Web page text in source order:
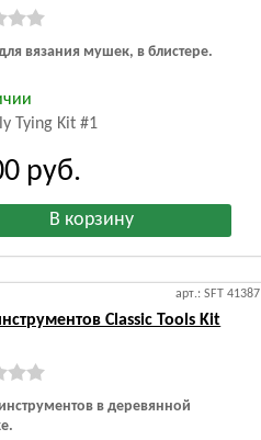
вязания мушек, в блистере.
Tying Kit #1
руб.
арт.: SFT 41387
Classic Tools Kit
в деревянной